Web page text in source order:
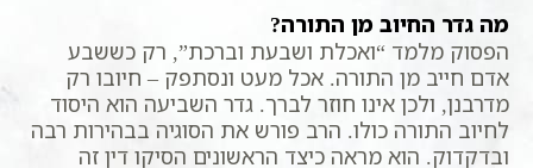
מה גדר החיוב מן התורה?
הפסוק מלמד “ואכלת ושבעת וברכת”, רק כששבע
אדם חייב מן התורה. אכל מעט ונסתפק – חיובו רק
מדרבנן, ולכן אינו חוזר לברך. גדר השביעה הוא היסוד
לחיוב התורה כולו. הרב פורש את הסוגיה בבהירות רבה
ובדקדוק. הוא מראה כיצד הראשונים הסיקו דין זה